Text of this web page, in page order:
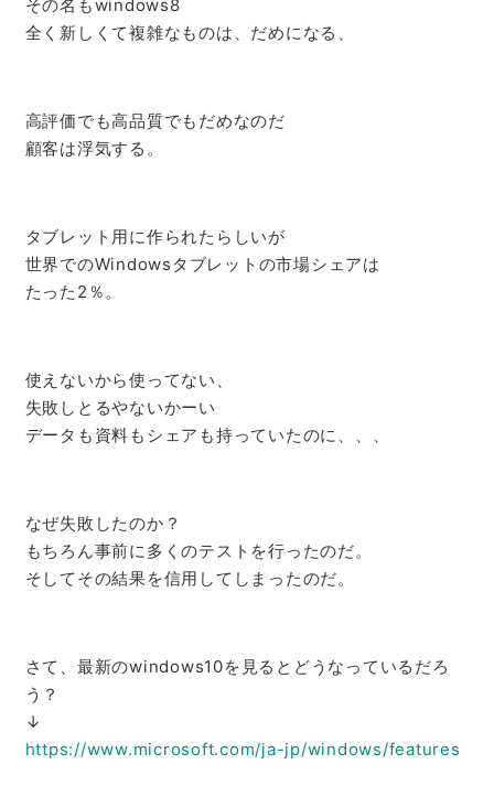
その名もwindows8
全く新しくて複雑なものは、だめになる、
高評価でも高品質でもだめなのだ
顧客は浮気する。
タブレット用に作られたらしいが
世界でのWindowsタブレットの市場シェアは
たった2％。
使えないから使ってない、
失敗しとるやないかーい
データも資料もシェアも持っていたのに、、、
なぜ失敗したのか？
もちろん事前に多くのテストを行ったのだ。
そしてその結果を信用してしまったのだ。
さて、最新のwindows10を見るとどうなっているだろ
う？
↓
https://www.microsoft.com/ja-jp/windows/features